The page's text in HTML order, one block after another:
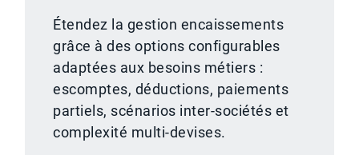
Étendez la gestion encaissements
grâce à des options configurables
adaptées aux besoins métiers :
escomptes, déductions, paiements
partiels, scénarios inter-sociétés et
complexité multi-devises.